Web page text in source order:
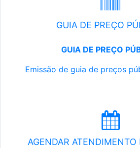
GUIA DE PREÇO
GUIA DE PREÇO
Emissão de guia de preços
AGENDAR ATENDIMENTO